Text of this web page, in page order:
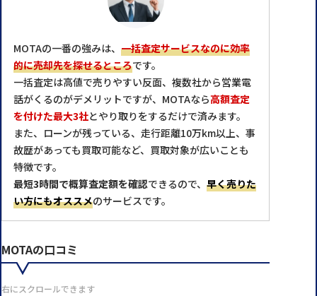
MOTAの一番の強みは、 一括査定サービスなのに効率
的に売却先を探せるところです。
一括査定は高値で売りやすい反面、複数社から営業電
話がくるのがデメリットですが、MOTAなら高額査定
を付けた最大3社とやり取りをするだけで済みます。
また、ローンが残っている、走行距離10万km以上、事
故歴があっても買取可能など、買取対象が広いことも
特徴です。
最短3時間で概算査定額を確認できるので、 早く売りた
い方にもオススメのサービスです。
MOTAの口コミ
右にスクロールできます